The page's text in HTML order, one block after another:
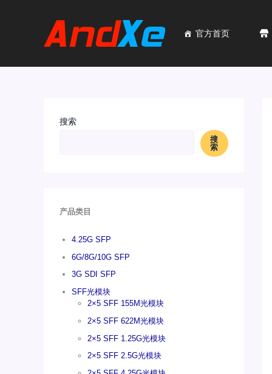
官方首页
搜索
搜
索
产品类目
4.25G SFP
6G/8G/10G SFP
3G SDI SFP
SFF光模块
2×5 SFF 155M光模块
2×5 SFF 622M光模块
2×5 SFF 1.25G光模块
2×5 SFF 2.5G光模块